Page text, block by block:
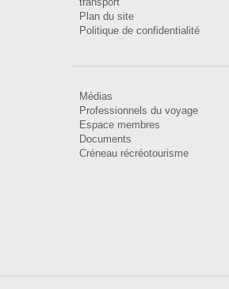
Plan du site
Politique de confidentialité
Médias
Professionnels du voyage
Espace membres
Documents
Créneau récréotourisme